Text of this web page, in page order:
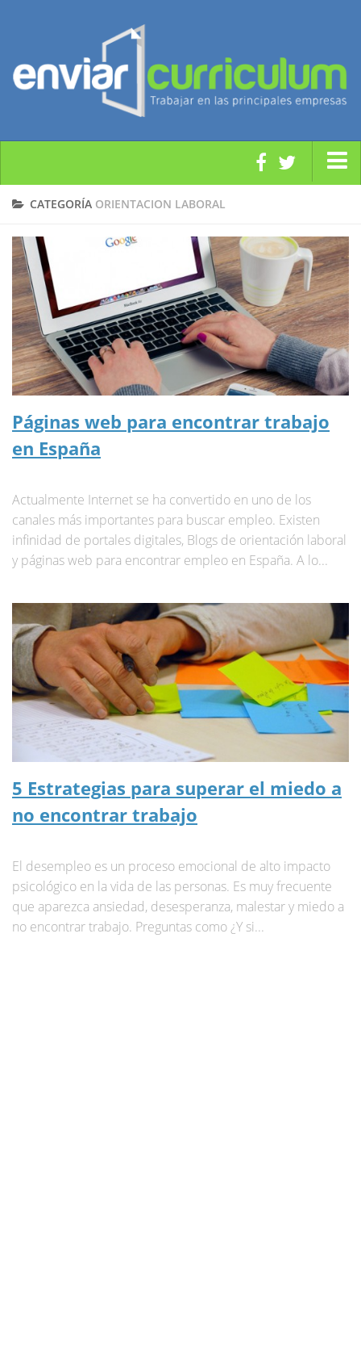
Modelos y Plantillas CV
Noticias Empleo
Subvenciones y Ayudas
Empleo Público y Formación
Enviar CV a Empresas
CATEGORÍA ORIENTACION LABORAL
Páginas web para encontrar trabajo
en España
Actualmente Internet se ha convertido en uno de los
canales más importantes para buscar empleo. Existen
infinidad de portales digitales, Blogs de orientación laboral
y páginas web para encontrar empleo en España. A lo...
5 Estrategias para superar el miedo a
no encontrar trabajo
El desempleo es un proceso emocional de alto impacto
psicológico en la vida de las personas. Es muy frecuente
que aparezca ansiedad, desesperanza, malestar y miedo a
no encontrar trabajo. Preguntas como ¿Y si...